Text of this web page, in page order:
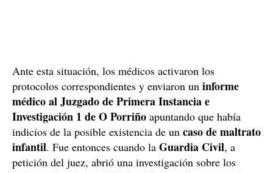
Ante esta situación, los médicos activaron los
protocolos correspondientes y enviaron un informe
médico al Juzgado de Primera Instancia e
Investigación 1 de O Porriño apuntando que había
indicios de la posible existencia de un caso de maltrato
infantil. Fue entonces cuando la Guardia Civil, a
petición del juez, abrió una investigación sobre los